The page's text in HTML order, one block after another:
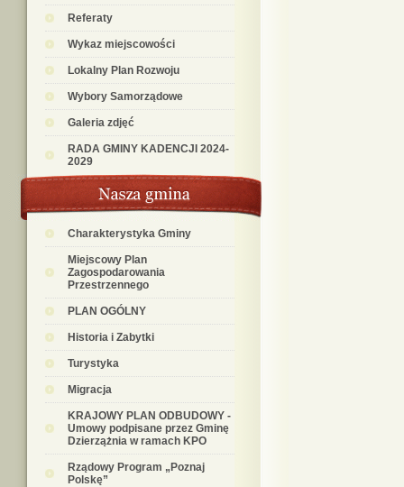
Referaty
Wykaz miejscowości
Lokalny Plan Rozwoju
Wybory Samorządowe
Galeria zdjęć
RADA GMINY KADENCJI 2024-
2029
Charakterystyka Gminy
Miejscowy Plan
Zagospodarowania
Przestrzennego
PLAN OGÓLNY
Historia i Zabytki
Turystyka
Migracja
KRAJOWY PLAN ODBUDOWY -
Umowy podpisane przez Gminę
Dzierzążnia w ramach KPO
Rządowy Program „Poznaj
Polskę”